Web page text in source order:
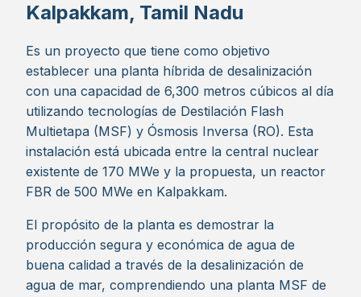
Kalpakkam, Tamil Nadu
Es un proyecto que tiene como objetivo
establecer una planta híbrida de desalinización
con una capacidad de 6,300 metros cúbicos al día
utilizando tecnologías de Destilación Flash
Multietapa (MSF) y Ósmosis Inversa (RO)​​. Esta
instalación está ubicada entre la central nuclear
existente de 170 MWe y la propuesta, un reactor
FBR de 500 MWe en Kalpakkam​​.
El propósito de la planta es demostrar la
producción segura y económica de agua de
buena calidad a través de la desalinización de
agua de mar, comprendiendo una planta MSF de